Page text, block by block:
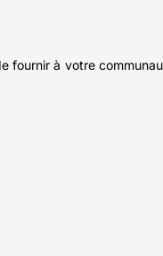
fournir à votre